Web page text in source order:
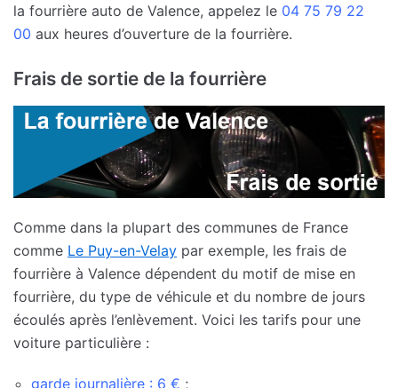
la fourrière auto de Valence, appelez le 04 75 79 22
00 aux heures d’ouverture de la fourrière.
Frais de sortie de la fourrière
Comme dans la plupart des communes de France
comme Le Puy-en-Velay par exemple, les frais de
fourrière à Valence dépendent du motif de mise en
fourrière, du type de véhicule et du nombre de jours
écoulés après l’enlèvement. Voici les tarifs pour une
voiture particulière :
garde journalière : 6 € ;